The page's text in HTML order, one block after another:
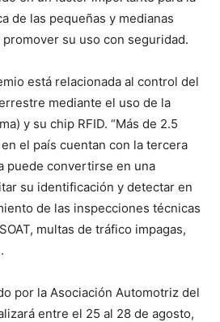
de las pequeñas y medianas
su uso con seguridad.
está relacionada al control del
mediante el uso de la
y su chip RFID. “Más de 2.5
el país cuentan con la tercera
puede convertirse en una
su identificación y detectar en
de las inspecciones técnicas
multas de tráfico impagas,
por la Asociación Automotriz del
entre el 25 al 28 de agosto,